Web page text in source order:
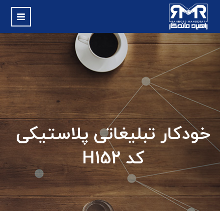
خودکار تبلیغاتی پلاستیکی
کد H152